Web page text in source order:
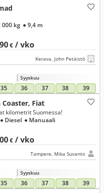
€ / vko
000 kg ● 9,4 m
Kerava, John Petäistö
Syyskuu
35 36 37 38 39
Fiat
€ / vko
kilometrit Suomessa!
● Diesel ● Manuaali
Tampere, Mika Suvanto
Syyskuu
35 36 37 38 39